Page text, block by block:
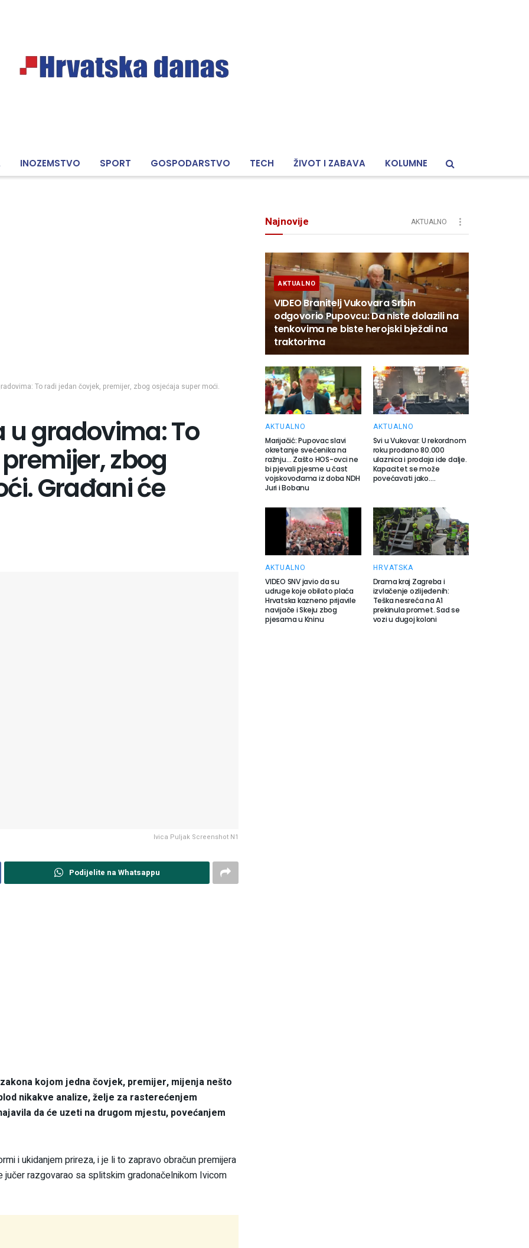
INOZEMSTVO SPORT GOSPODARSTVO TECH ŽIVOT I ZABAVA KOLUMNE
To radi jedan čovjek, premijer, zbog osjećaja super moći.
u gradovima: To
zbog
Građani će
Ivica Puljak Screenshot N1
Podijelite na Whatsappu
kojom jedna čovjek, premijer, mijenja nešto
nikakve analize, želje za rasterećenjem
da će uzeti na drugom mjestu, povećanjem
i ukidanjem prireza, i je li to zapravo obračun premijera
jučer razgovarao sa splitskim gradonačelnikom Ivicom
Najnovije AKTUALNO
AKTUALNO
VIDEO Branitelj Vukovara Srbin
odgovorio Pupovcu: Da niste dolazili na
tenkovima ne biste herojski bježali na
traktorima
AKTUALNO
Marijačić: Pupovac slavi
okretanje svećenika na
ražnju… Zašto HOS-ovci ne
bi pjevali pjesme u čast
vojskovođama iz doba NDH
Juri i Bobanu
AKTUALNO
Svi u Vukovar: U rekordnom
roku prodano 80.000
ulaznica i prodaja ide dalje.
Kapacitet se može
povećavati jako….
AKTUALNO
VIDEO SNV javio da su
udruge koje obilato plaća
Hrvatska kazneno prijavile
navijače i Skeju zbog
pjesama u Kninu
HRVATSKA
Drama kraj Zagreba i
izvlačenje ozlijeđenih:
Teška nesreća na A1
prekinula promet. Sad se
vozi u dugoj koloni